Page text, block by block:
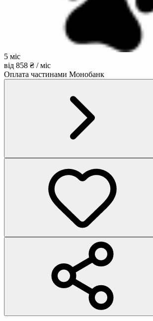
5 міс
від 858 ₴ / міс
Оплата частинами Монобанк